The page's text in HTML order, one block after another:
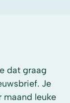
dat graag
Je
maand leuke